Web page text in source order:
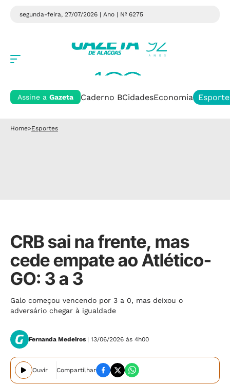
segunda-feira, 27/07/2026 | Ano | Nº 6275
Assine a Gazeta Caderno BCidadesEconomia
Home>Esportes
CRB sai na frente, mas
cede empate ao Atlético-
GO: 3 a 3
Galo começou vencendo por 3 a 0, mas deixou o
adversário chegar à igualdade
Fernanda Medeiros | 13/06/2026 às 4h00
Ouvir Compartilhar